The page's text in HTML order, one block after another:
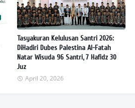
Tasyakuran Kelulusan Santri 2026:
DiHadiri Dubes Palestina Al-Fatah
Natar Wisuda 96 Santri, 7 Hafidz 30
Juz
April 20, 2026